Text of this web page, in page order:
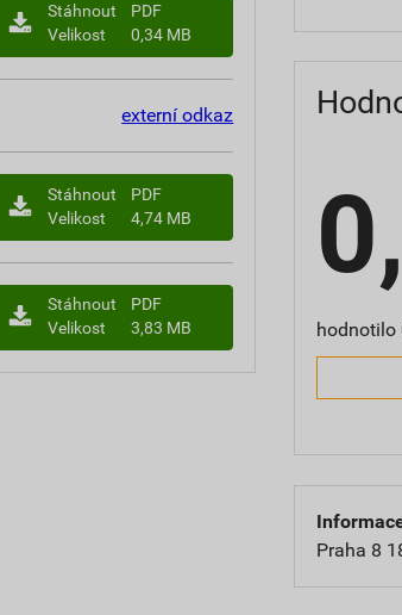
Stáhnout
PDF
Velikost
0,34 MB
externí odkaz
Stáhnout
PDF
Velikost
4,74 MB
Stáhnout
PDF
Velikost
3,83 MB hodnotilo
Praha 8